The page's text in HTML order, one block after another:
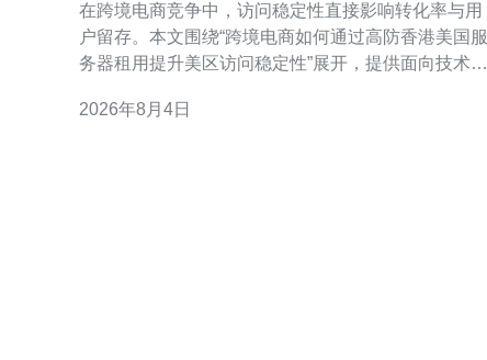
在跨境电商竞争中，访问稳定性直接影响转化率与用
户留存。本文围绕“跨境电商如何通过高防香港美国服
务器租用提升美区访问稳定性”展开，提供面向技术和
程师和跨境电商负责人，内容兼顾SEO与GEO优化，
2026年8月4日